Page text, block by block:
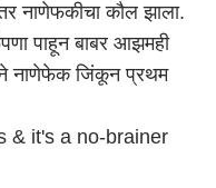
नाणेफकीचा कौल झाला.
पाहून बाबर आझमही
नाणेफेक जिंकून प्रथम
& it's a no-brainer